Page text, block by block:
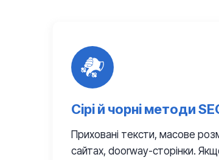
Сірі й чорні методи
Приховані тексти, масове
сайтах, doorway-сторінки.